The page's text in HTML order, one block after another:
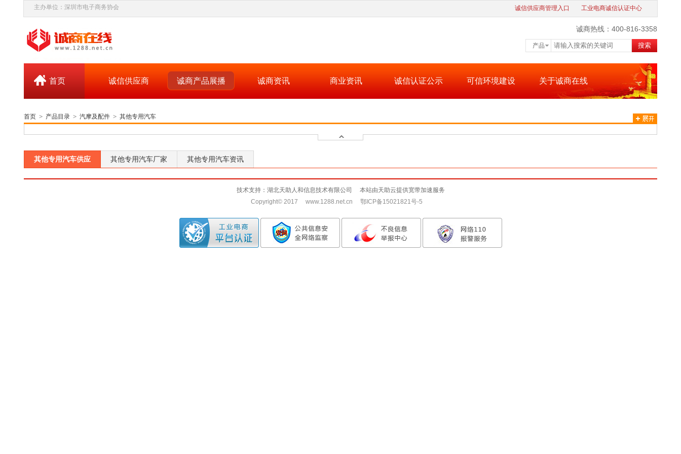
主办单位：深圳市电子商务协会 诚信供应商管理入口 工业电商诚信认证中心
诚商热线：400-816-3358
产品 搜索
首页 诚信供应商 诚商产品展播 诚商资讯 商业资讯 诚信认证公示 可信环境建设 关于诚商在线
首页 > 产品目录 > 汽摩及配件 > 其他专用汽车
其他专用汽车供应 其他专用汽车厂家 其他专用汽车资讯
技术支持：湖北天助人和信息技术有限公司 本站由天助云提供宽带加速服务
Copyright© 2017 www.1288.net.cn 鄂ICP备15021821号-5